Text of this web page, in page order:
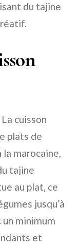
du tajine
cuisson
plats de
la marocaine,
tajine
au plat, ce
jusqu’à
minimum
et